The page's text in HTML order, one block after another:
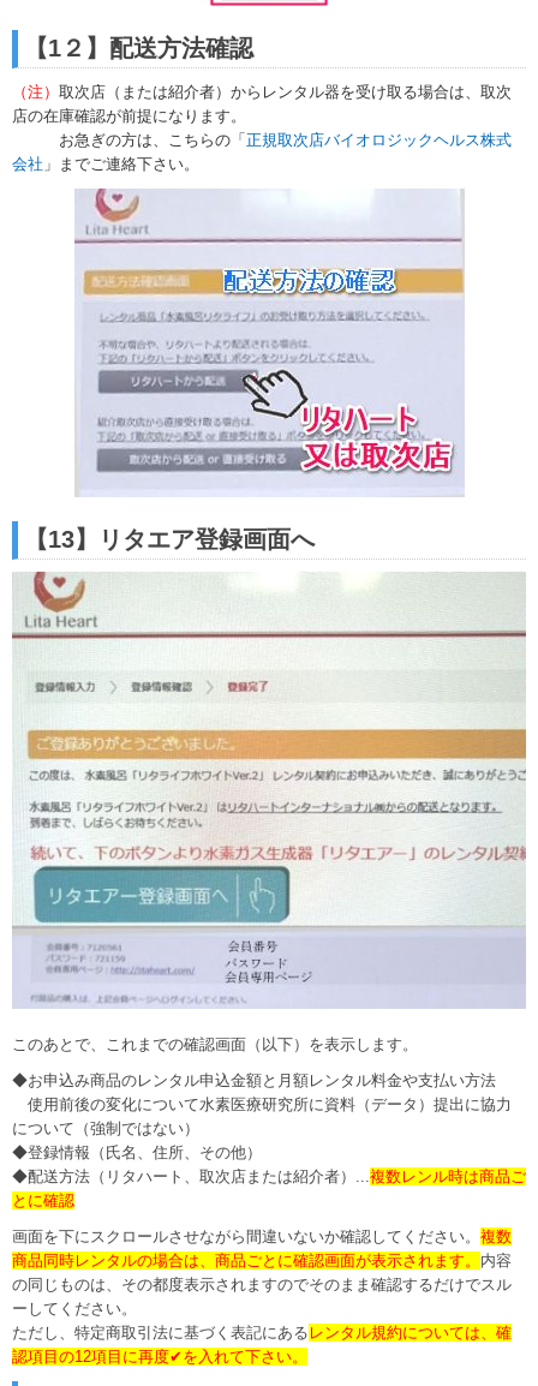
【1２】配送方法確認
（注） 取次店（または紹介者）からレンタル器を受け取る場合は、取次
店の在庫確認が前提になります。
お急ぎの方は、こちらの「 正規取次店バイオロジックヘルス株式
会社 」までご連絡下さい。
【13】リタエア登録画面へ
このあとで、これまでの確認画面（以下）を表示します。
◆お申込み商品のレンタル申込金額と月額レンタル料金や支払い方法
使用前後の変化について水素医療研究所に資料（データ）提出に協力
について（強制ではない）
◆登録情報（氏名、住所、その他）
◆配送方法（リタハート、取次店または紹介者）... 複数レンル時は商品ご
とに確認
画面を下にスクロールさせながら間違いないか確認してください。 複数
商品同時レンタルの場合は、商品ごとに確認画面が表示されます。 内容
の同じものは、その都度表示されますのでそのまま確認するだけでスル
ーしてください。
ただし、特定商取引法に基づく表記にある レンタル規約については、確
認項目の12項目に再度✔を入れて下さい。